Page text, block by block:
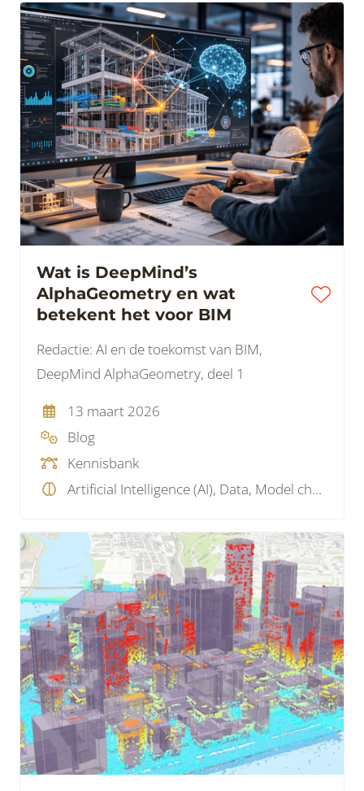
Wat is DeepMind’s
AlphaGeometry en wat
betekent het voor BIM
Redactie: AI en de toekomst van BIM,
DeepMind AlphaGeometry, deel 1
13 maart 2026
Blog
Kennisbank
Artificial Intelligence (AI), Data, Model checking, Parametrisch